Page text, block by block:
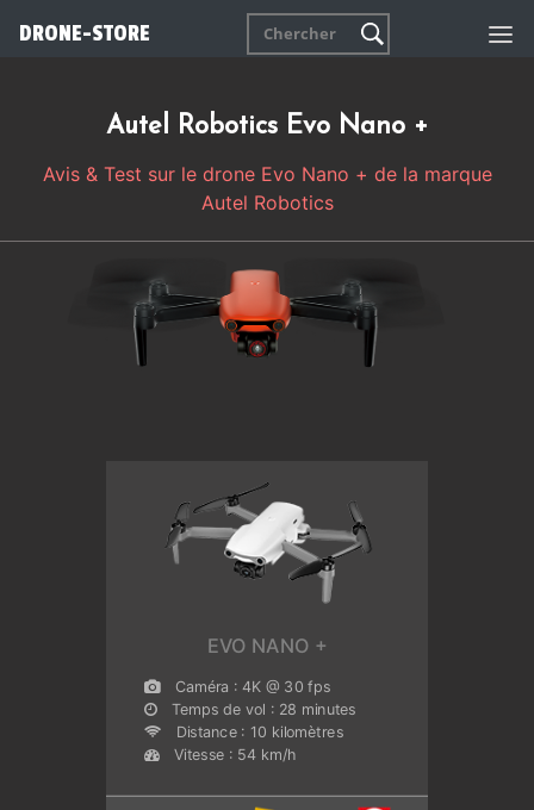
DRONE-STORE
Autel Robotics Evo Nano +
Avis & Test sur le drone Evo Nano + de la marque
Autel Robotics
EVO NANO +
Caméra : 4K @ 30 fps
Temps de vol : 28 minutes
Distance : 10 kilomètres
Vitesse : 54 km/h